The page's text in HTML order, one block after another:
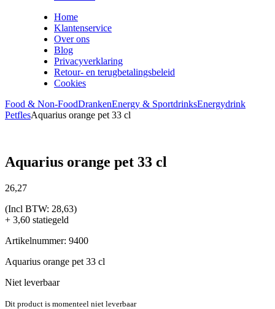
Home
Klantenservice
Over ons
Blog
Privacyverklaring
Retour- en terugbetalingsbeleid
Cookies
Food & Non-FoodDrankenEnergy & SportdrinksEnergydrink
PetflesAquarius orange pet 33 cl
Aquarius orange pet 33 cl
26,27
(Incl BTW: 28,63)
+ 3,60 statiegeld
Artikelnummer: 9400
Aquarius orange pet 33 cl
Niet leverbaar
Dit product is momenteel niet leverbaar